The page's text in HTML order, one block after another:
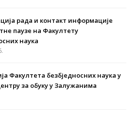
рада и контакт информације
паузе на Факултету
наука
Факултета безбједносних наука у
за обуку у Залужанима